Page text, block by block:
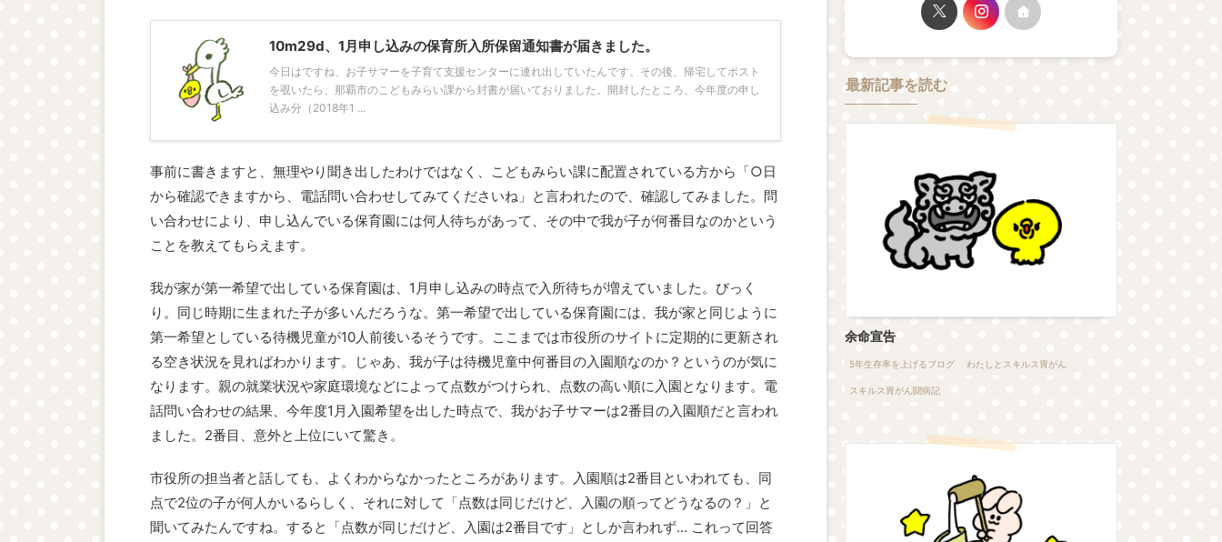
10m29d、1月申し込みの保育所入所保留通知書が届きました。
今日はですね、お子サマーを子育て支援センターに連れ出していたんです。その後、帰宅してポスト
を覗いたら、那覇市のこどもみらい課から封書が届いておりました。開封したところ、今年度の申し
込み分（2018年1 ...
事前に書きますと、無理やり聞き出したわけではなく、こどもみらい課に配置されている方から「○日
から確認できますから、電話問い合わせしてみてくださいね」と言われたので、確認してみました。問
い合わせにより、申し込んでいる保育園には何人待ちがあって、その中で我が子が何番目なのかという
ことを教えてもらえます。
我が家が第一希望で出している保育園は、1月申し込みの時点で入所待ちが増えていました。びっく
り。同じ時期に生まれた子が多いんだろうな。第一希望で出している保育園には、我が家と同じように
第一希望としている待機児童が10人前後いるそうです。ここまでは市役所のサイトに定期的に更新され
る空き状況を見ればわかります。じゃあ、我が子は待機児童中何番目の入園順なのか？というのが気に
なります。親の就業状況や家庭環境などによって点数がつけられ、点数の高い順に入園となります。電
話問い合わせの結果、今年度1月入園希望を出した時点で、我がお子サマーは2番目の入園順だと言われ
ました。2番目、意外と上位にいて驚き。
市役所の担当者と話しても、よくわからなかったところがあります。入園順は2番目といわれても、同
点で2位の子が何人かいるらしく、それに対して「点数は同じだけど、入園の順ってどうなるの？」と
聞いてみたんですね。すると「点数が同じだけど、入園は2番目です」としか言われず... これって回答
最新記事を読む
余命宣告
5年生存率を上げるブログ わたしとスキルス胃がん
スキルス胃がん闘病記